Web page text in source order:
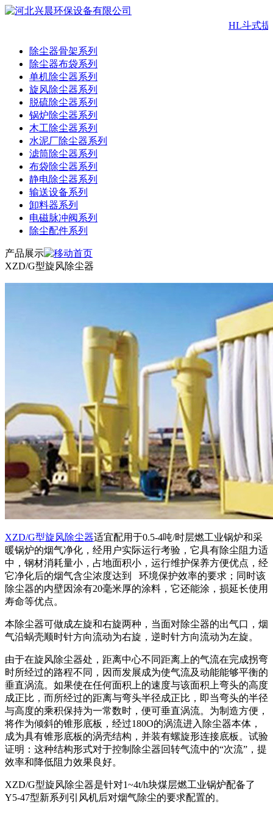
HL斗式提
除尘器骨架系列
除尘器布袋系列
单机除尘器系列
旋风除尘器系列
脱硫除尘器系列
锅炉除尘器系列
木工除尘器系列
水泥厂除尘器系列
滤筒除尘器系列
布袋除尘器系列
静电除尘器系列
输送设备系列
卸料器系列
电磁脉冲阀系列
除尘配件系列
产品展示
XZD/G型旋风除尘器
XZD/G型旋风除尘器适宜配用于0.5-4吨/时层燃工业锅炉和采
暖锅炉的烟气净化，经用户实际运行考验，它具有除尘阻力适
中，钢材消耗量小，占地面积小，运行维护保养方便优点，经
它净化后的烟气含尘浓度达到 环境保护效率的要求；同时该
除尘器的内壁因涂有20毫米厚的涂料，它还能涂，损延长使用
寿命等优点。
本除尘器可做成左旋和右旋两种，当面对除尘器的出气口，烟
气沿蜗壳顺时针方向流动为右旋，逆时针方向流动为左旋。
由于在旋风除尘器处，距离中心不同距离上的气流在完成拐弯
时所经过的路程不同，因而发展成为使气流及动能能够平衡的
垂直涡流。如果使在任何面积上的速度与该面积上弯头的高度
成正比，而所经过的距离与弯头半径成正比，即当弯头的半径
与高度的乘积保持为一常数时，便可垂直涡流。为制造方便，
将作为倾斜的锥形底板，经过180O的涡流进入除尘器本体，
成为具有锥形底板的涡壳结构，并装有螺旋形连接底板。试验
证明：这种结构形式对于控制除尘器回转气流中的“次流”，提
效率和降低阻力效果良好。
XZD/G型旋风除尘器是针对1~4t/h块煤层燃工业锅炉配备了
Y5-47型新系列引风机后对烟气除尘的要求配置的。